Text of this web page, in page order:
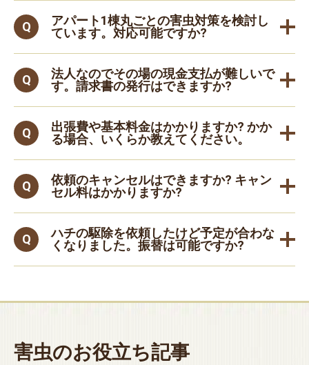
アパート1棟丸ごとの害虫対策を検討し
ています。対応可能ですか?
法人なのでその場の現金支払が難しいで
す。請求書の発行はできますか?
出張費や基本料金はかかりますか? かか
る場合、いくらか教えてください。
依頼のキャンセルはできますか? キャン
セル料はかかりますか?
ハチの駆除を依頼したけど予定が合わな
くなりました。振替は可能ですか?
害虫のお役立ち記事